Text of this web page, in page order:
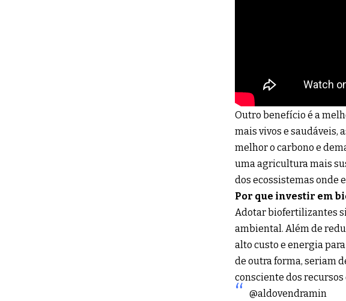
Outro benefício é a
mais vivos e saudáveis,
melhor o carbono e
uma agricultura mais
dos ecossistemas onde
Por que investir em
Adotar biofertilizantes
ambiental. Além de
alto custo e energia
de outra forma, seriam
consciente dos
@aldovendramin